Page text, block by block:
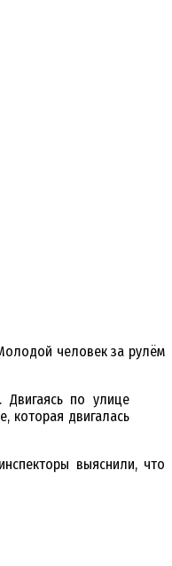
человек за рулём
Двигаясь по улице
которая двигалась
выяснили, что